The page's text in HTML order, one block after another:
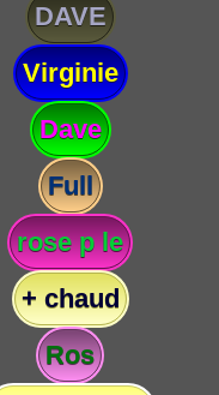
DAVE
Virginie
Dave
Full
rose p le
+ chaud
Ros